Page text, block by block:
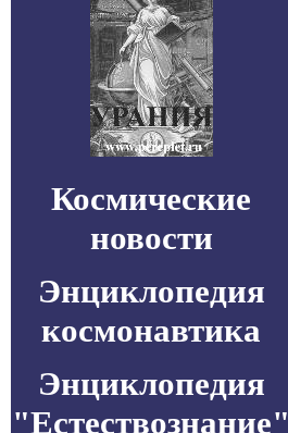
Космические
новости
Энциклопедия
космонавтика
Энциклопедия
"Естествознание"